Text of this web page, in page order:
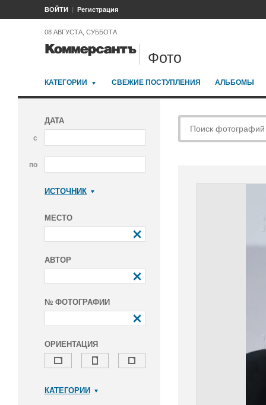
ВОЙТИ Регистрация
08 АВГУСТА, СУББОТА
Фото
КАТЕГОРИИ СВЕЖИЕ ПОСТУПЛЕНИЯ АЛЬБОМЫ
ДАТА
с
по
ИСТОЧНИК
МЕСТО
АВТОР
№ ФОТОГРАФИИ
ОРИЕНТАЦИЯ
КАТЕГОРИИ